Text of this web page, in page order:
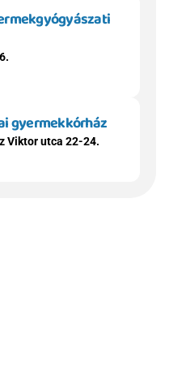
gyermekkórház
Viktor utca 22-24.